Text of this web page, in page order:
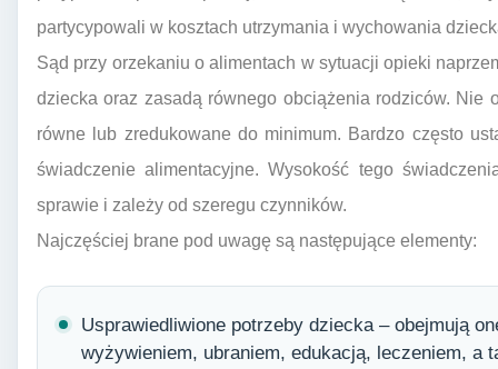
partycypowali w kosztach utrzymania i wychowania
Sąd przy orzekaniu o alimentach w sytuacji opieki
dziecka oraz zasadą równego obciążenia rodziców. Nie
równe lub zredukowane do minimum. Bardzo często
świadczenie alimentacyjne. Wysokość tego
sprawie i zależy od szeregu czynników.
Najczęściej brane pod uwagę są następujące elementy:
Usprawiedliwione potrzeby dziecka – obejmują
wyżywieniem, ubraniem, edukacją, leczeniem, a